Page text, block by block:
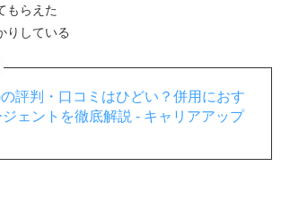
もらえた
りしている
評判・口コミはひどい？併用におす
ェントを徹底解説 - キャリアアップ